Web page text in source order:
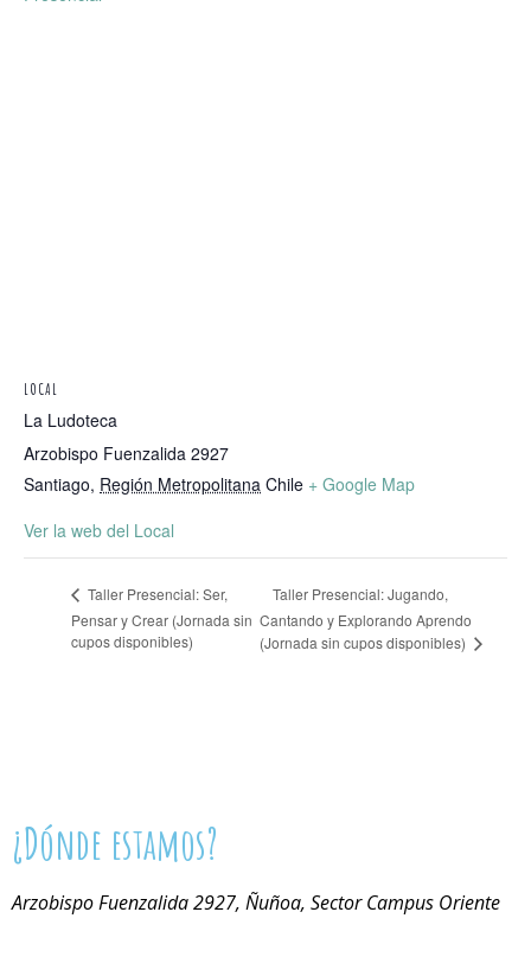
LOCAL
La Ludoteca
Arzobispo Fuenzalida 2927
Santiago, Región Metropolitana Chile + Google Map
Ver la web del Local
Taller Presencial: Ser,
Pensar y Crear (Jornada sin
cupos disponibles)
Taller Presencial: Jugando,
Cantando y Explorando Aprendo
(Jornada sin cupos disponibles)
¿Dónde estamos?
Arzobispo Fuenzalida 2927, Ñuñoa, Sector Campus Oriente